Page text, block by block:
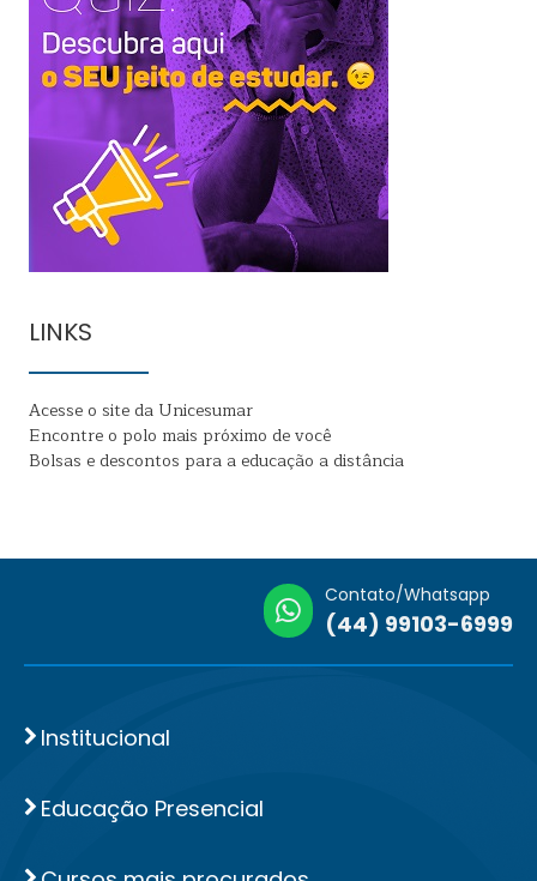
LINKS
Acesse o site da Unicesumar
Encontre o polo mais próximo de você
Bolsas e descontos para a educação a distância
Contato/Whatsapp
(44) 99103-6999
Institucional
Educação Presencial